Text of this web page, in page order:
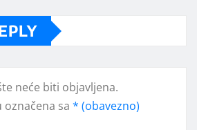
neće biti objavljena.
označena sa * (obavezno)